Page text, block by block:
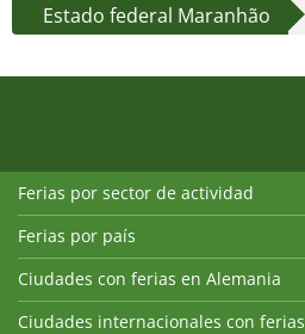
Estado federal Maranhão
Ferias por sector de actividad
Ferias por país
Ciudades con ferias en Alemania
Ciudades internacionales con ferias